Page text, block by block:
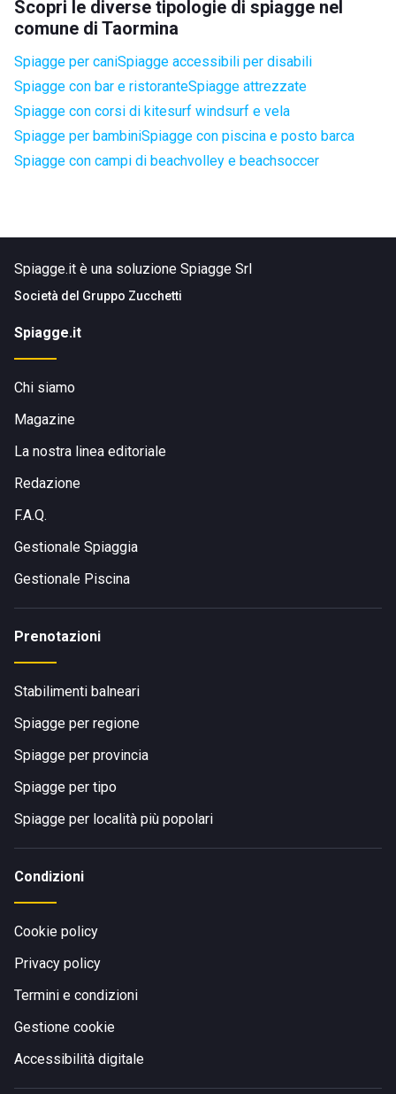
Scopri le diverse tipologie di spiagge nel
comune di Taormina
Spiagge per caniSpiagge accessibili per disabili
Spiagge con bar e ristoranteSpiagge attrezzate
Spiagge con corsi di kitesurf windsurf e vela
Spiagge per bambiniSpiagge con piscina e posto barca
Spiagge con campi di beachvolley e beachsoccer
Spiagge.it è una soluzione Spiagge Srl
Società del Gruppo Zucchetti
Spiagge.it
Chi siamo
Magazine
La nostra linea editoriale
Redazione
F.A.Q.
Gestionale Spiaggia
Gestionale Piscina
Prenotazioni
Stabilimenti balneari
Spiagge per regione
Spiagge per provincia
Spiagge per tipo
Spiagge per località più popolari
Condizioni
Cookie policy
Privacy policy
Termini e condizioni
Gestione cookie
Accessibilità digitale